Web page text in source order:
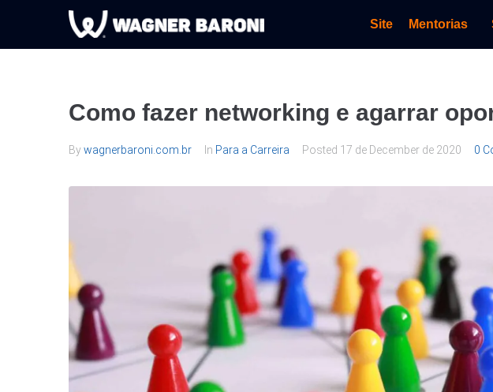
Site Mentorias
Como fazer networking e agarrar
Bywagnerbaroni.com.br In Para a Carreira Posted 17 de December de 2020 0